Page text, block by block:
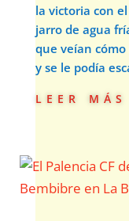
la victoria con
jarro de agua
que veían
y se le podía
leer más